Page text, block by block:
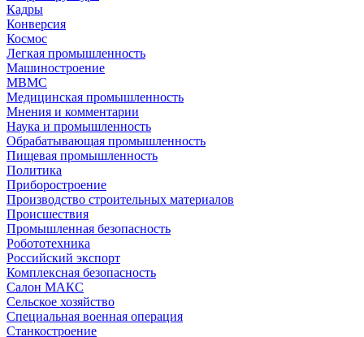
Кадры
Конверсия
Космос
Легкая промышленность
Машиностроение
МВМС
Медицинская промышленность
Мнения и комментарии
Наука и промышленность
Обрабатывающая промышленность
Пищевая промышленность
Политика
Приборостроение
Производство строительных материалов
Происшествия
Промышленная безопасность
Робототехника
Российский экспорт
Комплексная безопасность
Салон МАКС
Сельское хозяйство
Специальная военная операция
Станкостроение